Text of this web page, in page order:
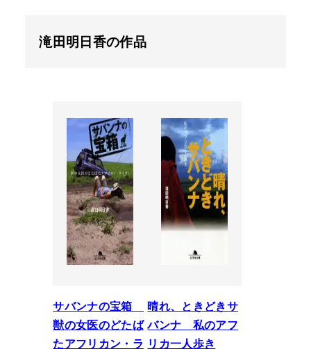
滝田明日香の作品
サバンナの宝箱
獣の女医のどたば
たアフリカン・ラ
晴れ、ときどきサ
バンナ 私のアフ
リカ一人歩き